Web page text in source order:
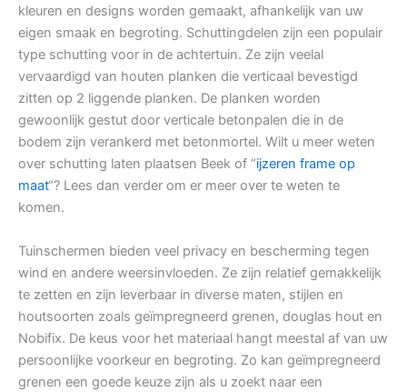
kleuren en designs worden gemaakt, afhankelijk van uw
eigen smaak en begroting. Schuttingdelen zijn een populair
type schutting voor in de achtertuin. Ze zijn veelal
vervaardigd van houten planken die verticaal bevestigd
zitten op 2 liggende planken. De planken worden
gewoonlijk gestut door verticale betonpalen die in de
bodem zijn verankerd met betonmortel. Wilt u meer weten
over schutting laten plaatsen Beek of “ijzeren frame op
maat“? Lees dan verder om er meer over te weten te
komen.
Tuinschermen bieden veel privacy en bescherming tegen
wind en andere weersinvloeden. Ze zijn relatief gemakkelijk
te zetten en zijn leverbaar in diverse maten, stijlen en
houtsoorten zoals geïmpregneerd grenen, douglas hout en
Nobifix. De keus voor het materiaal hangt meestal af van uw
persoonlijke voorkeur en begroting. Zo kan geïmpregneerd
grenen een goede keuze zijn als u zoekt naar een